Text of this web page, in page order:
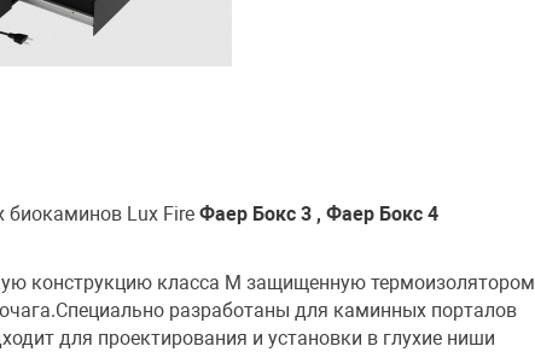
биокаминов Lux FireФаер Бокс 3 , Фаер Бокс 4
конструкцию класса М защищенную термоизолятором
разработаны для каминных порталов
для проектирования и установки в глухие ниши